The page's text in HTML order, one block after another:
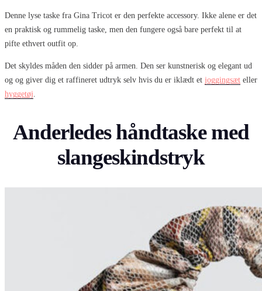
Denne lyse taske fra Gina Tricot er den perfekte accessory. Ikke alene er det
en praktisk og rummelig taske, men den fungere også bare perfekt til at
pifte ethvert outfit op.
Det skyldes måden den sidder på armen. Den ser kunstnerisk og elegant ud
og og giver dig et raffineret udtryk selv hvis du er iklædt et joggingsæt eller
hyggetøj.
Anderledes håndtaske med
slangeskindstryk